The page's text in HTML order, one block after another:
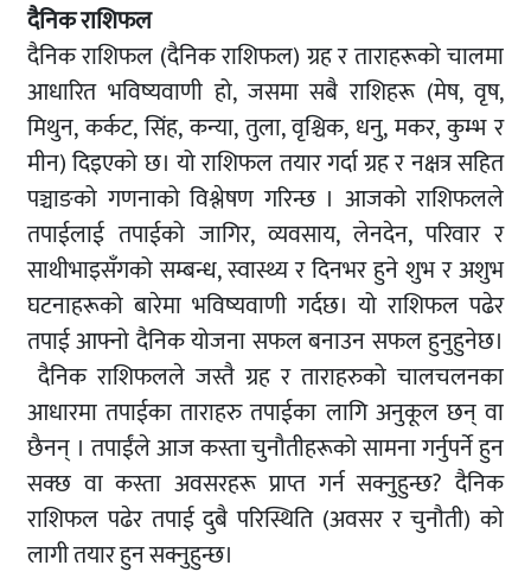
दैनिक राशिफल
दैनिक राशिफल (दैनिक राशिफल) ग्रह र ताराहरूको चालमा
आधारित भविष्यवाणी हो, जसमा सबै राशिहरू (मेष, वृष,
मिथुन, कर्कट, सिंह, कन्या, तुला, वृश्चिक, धनु, मकर, कुम्भ र
मीन) दिइएको छ। यो राशिफल तयार गर्दा ग्रह र नक्षत्र सहित
पञ्चाङको गणनाको विश्लेषण गरिन्छ । आजको राशिफलले
तपाईलाई तपाईको जागिर, व्यवसाय, लेनदेन, परिवार र
साथीभाइसँगको सम्बन्ध, स्वास्थ्य र दिनभर हुने शुभ र अशुभ
घटनाहरूको बारेमा भविष्यवाणी गर्दछ। यो राशिफल पढेर
तपाई आफ्नो दैनिक योजना सफल बनाउन सफल हुनुहुनेछ।
दैनिक राशिफलले जस्तै ग्रह र ताराहरुको चालचलनका
आधारमा तपाईका ताराहरु तपाईका लागि अनुकूल छन् वा
छैनन् । तपाईंले आज कस्ता चुनौतीहरूको सामना गर्नुपर्ने हुन
सक्छ वा कस्ता अवसरहरू प्राप्त गर्न सक्नुहुन्छ? दैनिक
राशिफल पढेर तपाई दुबै परिस्थिति (अवसर र चुनौती) को
लागी तयार हुन सक्नुहुन्छ।